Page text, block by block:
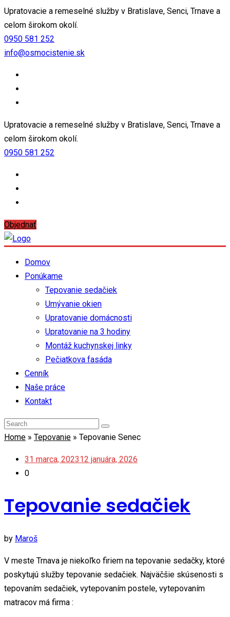
Upratovacie a remeselné služby v Bratislave, Senci, Trnave a
celom širokom okolí.
0950 581 252
info@osmocistenie.sk
Upratovacie a remeselné služby v Bratislave, Senci, Trnave a
celom širokom okolí.
0950 581 252
Objednať
Domov
Ponúkame
Tepovanie sedačiek
Umývanie okien
Upratovanie domácnosti
Upratovanie na 3 hodiny
Montáž kuchynskej linky
Pečiatkova fasáda
Cenník
Naše práce
Kontakt
Home » Tepovanie » Tepovanie Senec
31 marca, 202312 januára, 2026
0
Tepovanie sedačiek
by Maroš
V meste Trnava je niekoľko firiem na tepovanie sedačky, ktoré
poskytujú služby tepovanie sedačiek. Najväčšie skúsenosti s
tepovaním sedačiek, vytepovaním postele, vytepovaním
matracov má firma :